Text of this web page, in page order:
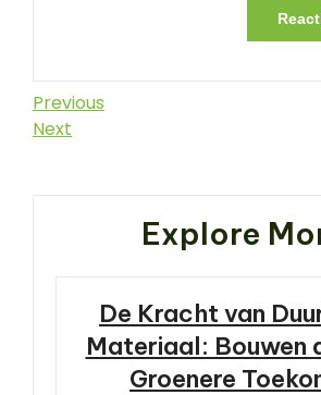
Berichtnavigatie
Previous
Post
Previous
Next
Next
Explore
De Kracht van
Materiaal: Bouwen
Groenere